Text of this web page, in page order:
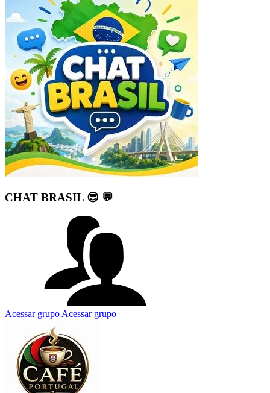
CHAT BRASIL 😎 💬
Acessar grupo Acessar grupo